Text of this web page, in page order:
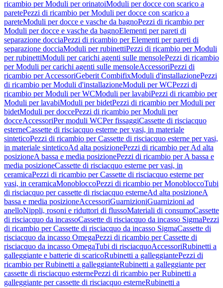
ricambio per Moduli per orinatoiModuli per docce con scarico a
paretePezzi di ricambio per Moduli per docce con scarico a
pareteModuli per docce e vasche da bagnoPezzi di ricambio per
Moduli per docce e vasche da bagnoElementi per pareti di
separazione docciaPezzi di ricambio per Elementi per pareti di
separazione docciaModuli per rubinettiPezzi di ricambio per Moduli
per rubinettiModuli per carichi agenti sulle mensolePezzi di ricambio
per Moduli per carichi agenti sulle mensoleAccessoriPezzi di
ricambio per AccessoriGeberit CombifixModuli d'installazionePezzi
di ricambio per Moduli d'installazioneModuli per WCPezzi di
ricambio per Moduli per WCModuli per lavabiPezzi di ricambio per
Moduli per lavabiModuli per bidetPezzi di ricambio per Moduli per
bidetModuli per doccePezzi di ricambio per Moduli per
docceAccessoriPer moduli WCPer fissaggiCassette di risciacquo
esterneCassette di risciacquo esterne per vasi, in materiale
sinteticoPezzi di ricambio per Cassette di risciacquo esterne per vasi,
in materiale sinteticoAd alta posizionePezzi di ricambio per Ad alta
posizioneA bassa e media posizionePezzi di ricambio per A bassa e
media posizioneCassette di risciacquo esterne per vasi, in
ceramicaPezzi di ricambio per Cassette di risciacquo esterne per
vasi, in ceramicaMonobloccoPezzi di ricambio per MonobloccoTubi
di risciacquo per cassette di risciacquo esterneAd alta posizioneA
bassa e media posizioneAccessoriGuarnizioniGuarnizioni ad
anelloNippli, rosoni e riduttori di flussoMateriali di consumoCassette
di risciacquo da incassoCassette di risciacquo da incasso SigmaPezzi
di ricambio per Cassette di risciacquo da incasso SigmaCassette di
risciacquo da incasso OmegaPezzi di ricambio per Cassette di
risciacquo da incasso OmegaTubi di risciacquoAccessoriRubinetti a
galleggiante e batterie di scaricoRubinetti a galleggiantePezzi di
ricambio per Rubinetti a galleggianteRubinetti a galleggiante per
cassette di risciacquo esternePezzi di ricambio per Rubinetti a
galleggiante per cassette di risciacquo esterneRubinetti a